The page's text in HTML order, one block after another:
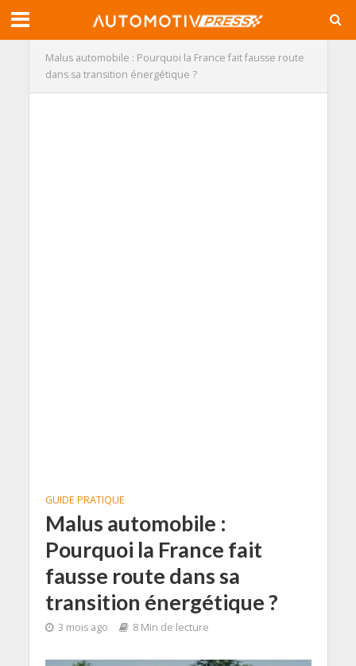
Malus automobile : Pourquoi la France fait fausse route
dans sa transition énergétique ?
GUIDE PRATIQUE
Malus automobile :
Pourquoi la France fait
fausse route dans sa
transition énergétique ?
3 mois ago 8 Min de lecture